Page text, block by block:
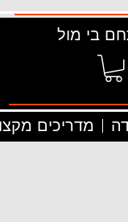
בי מול
מדריכים